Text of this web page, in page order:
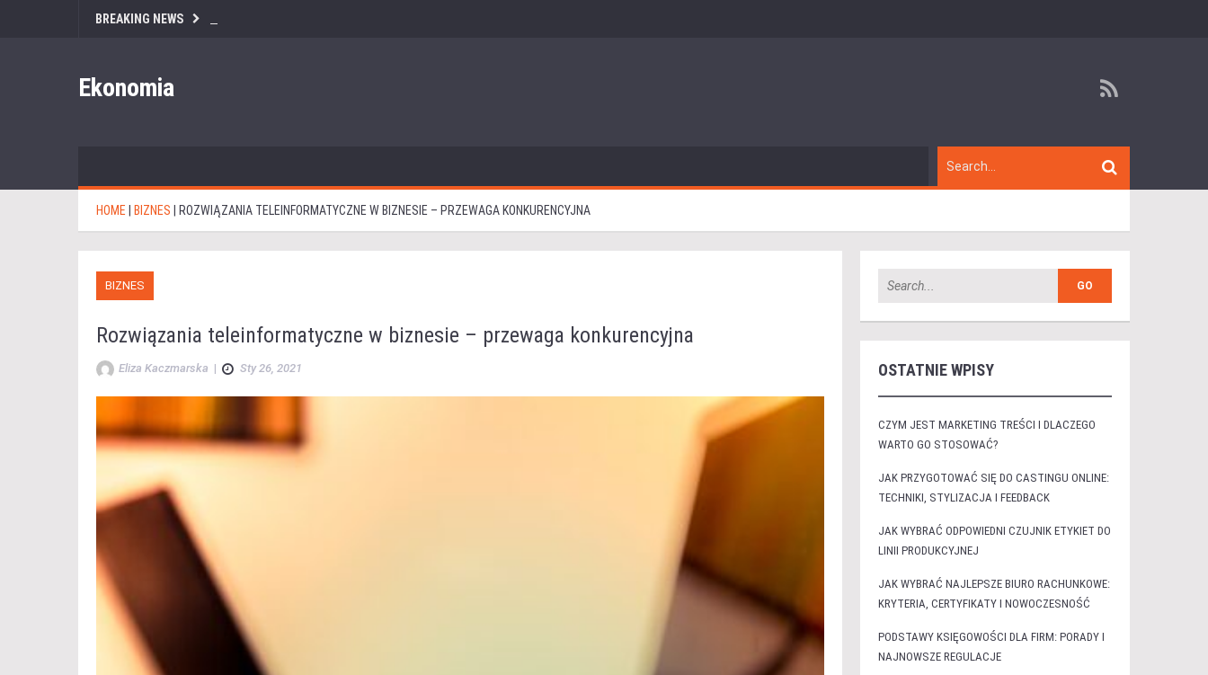
BREAKING NEWS
Ekonomia
HOME BIZNES ROZWIĄZANIA TELEINFORMATYCZNE W BIZNESIE – PRZEWAGA KONKURENCYJNA
BIZNES
Rozwiązania teleinformatyczne w biznesie – przewaga konkurencyjna
Eliza Kaczmarska | Sty 26, 2021 OSTATNIE WPISY
CZYM JEST MARKETING TREŚCI I DLACZEGO
WARTO GO STOSOWAĆ?
JAK PRZYGOTOWAĆ SIĘ DO CASTINGU ONLINE:
TECHNIKI, STYLIZACJA I FEEDBACK
JAK WYBRAĆ ODPOWIEDNI CZUJNIK ETYKIET DO
LINII PRODUKCYJNEJ
JAK WYBRAĆ NAJLEPSZE BIURO RACHUNKOWE:
KRYTERIA, CERTYFIKATY I NOWOCZESNOŚĆ
PODSTAWY KSIĘGOWOŚCI DLA FIRM: PORADY I
NAJNOWSZE REGULACJE